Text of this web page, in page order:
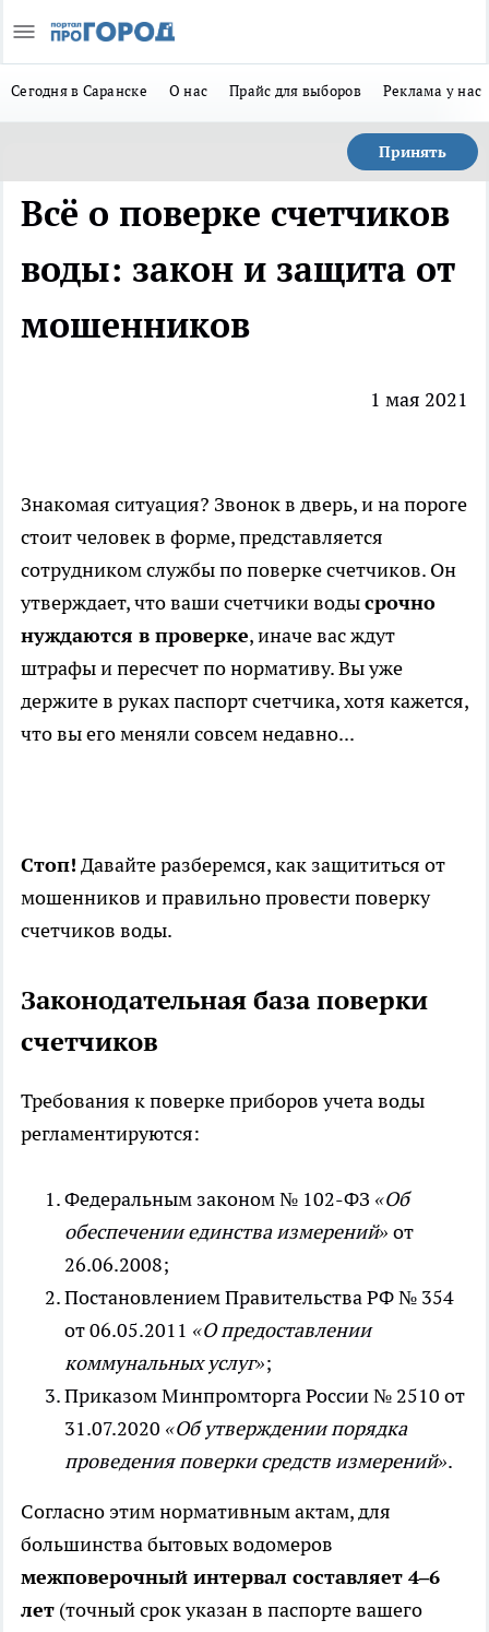
Сегодня в Саранске О нас Прайс для выборов Реклама у нас
Принять
Всё о поверке счетчиков
воды: закон и защита от
мошенников
1 мая 2021
Знакомая ситуация? Звонок в дверь, и на пороге
стоит человек в форме, представляется
сотрудником службы по поверке счетчиков. Он
утверждает, что ваши счетчики водысрочно
нуждаются в проверке, иначе вас ждут
штрафы и пересчет по нормативу. Вы уже
держите в руках паспорт счетчика, хотя кажется,
что вы его меняли совсем недавно...
Стоп! Давайте разберемся, как защититься от
мошенников и правильно провести поверку
счетчиков воды.
Законодательная база поверки
счетчиков
Требования к поверке приборов учета воды
регламентируются:
Федеральным законом № 102-ФЗ «Об
обеспечении единства измерений» от
26.06.2008;
Постановлением Правительства РФ № 354
от 06.05.2011 «О предоставлении
коммунальных услуг»;
Приказом Минпромторга России № 2510 от
31.07.2020 «Об утверждении порядка
проведения поверки средств измерений».
Согласно этим нормативным актам, для
большинства бытовых водомеров
межповерочный интервал составляет 4–6
лет (точный срок указан в паспорте вашего